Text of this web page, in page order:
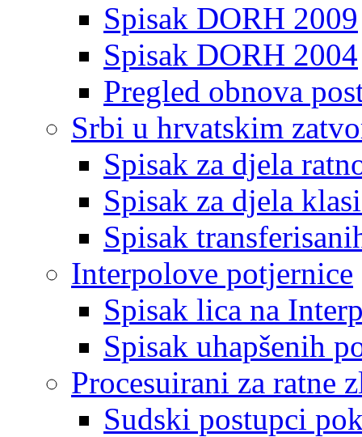
Spisak DORH 2009
Spisak DORH 2004
Pregled obnova
Srbi u hrvatskim
Spisak za djela
Spisak za djela
Spisak
Interpolove potjernice
Spisak lica na
Spisak uhapšenih
Procesuirani za ratne
Sudski postupci